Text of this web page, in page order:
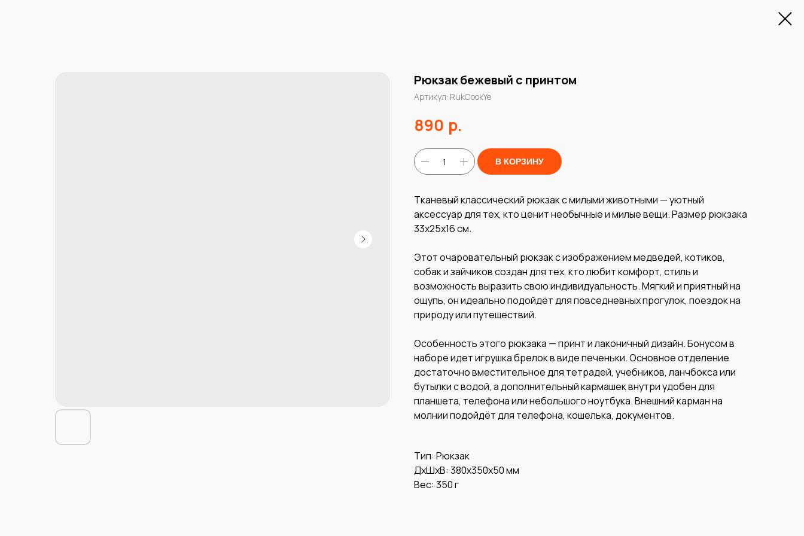
Рюкзак бежевый с принтом
Артикул: RukCookYe
890 р.
В КОРЗИНУ
Тканевый классический рюкзак с милыми животными — уютный
аксессуар для тех, кто ценит необычные и милые вещи. Размер рюкзака
33х25х16 см.
Этот очаровательный рюкзак с изображением медведей, котиков,
собак и зайчиков создан для тех, кто любит комфорт, стиль и
возможность выразить свою индивидуальность. Мягкий и приятный на
ощупь, он идеально подойдёт для повседневных прогулок, поездок на
природу или путешествий.
Особенность этого рюкзака — принт и лаконичный дизайн. Бонусом в
наборе идет игрушка брелок в виде печеньки. Основное отделение
достаточно вместительное для тетрадей, учебников, ланчбокса или
бутылки с водой, а дополнительный кармашек внутри удобен для
планшета, телефона или небольшого ноутбука. Внешний карман на
молнии подойдёт для телефона, кошелька, документов.
Тип: Рюкзак
ДxШxВ: 380x350x50 мм
Вес: 350 г